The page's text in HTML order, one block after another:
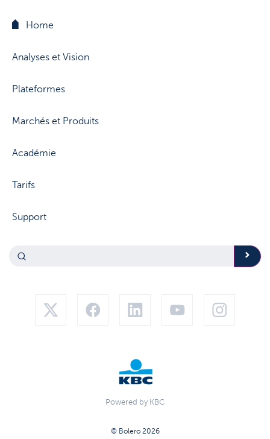
Home
Analyses et Vision
Plateformes
Marchés et Produits
Académie
Tarifs
Support
Powered by KBC
© Bolero 2026